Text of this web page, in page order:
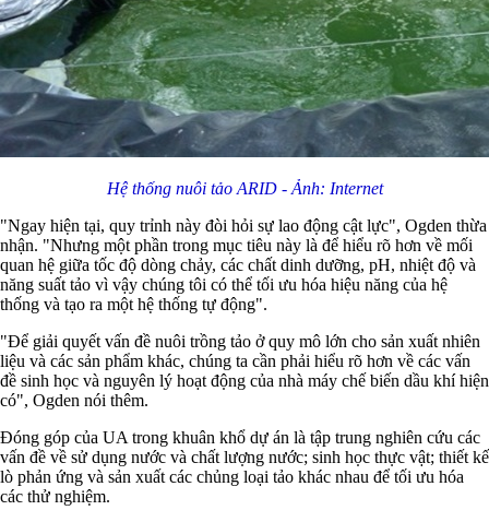
Hệ thống nuôi tảo ARID - Ảnh: Internet
"Ngay hiện tại, quy trỉnh này đòi hỏi sự lao động cật lực", Ogden thừa
nhận. "Nhưng một phần trong mục tiêu này là để hiểu rõ hơn về mối
quan hệ giữa tốc độ dòng chảy, các chất dinh dưỡng, pH, nhiệt độ và
năng suất tảo vì vậy chúng tôi có thể tối ưu hóa hiệu năng của hệ
thống và tạo ra một hệ thống tự động".
"Để giải quyết vấn đề nuôi trồng tảo ở quy mô lớn cho sản xuất nhiên
liệu và các sản phẩm khác, chúng ta cần phải hiểu rõ hơn về các vấn
đề sinh học và nguyên lý hoạt động của nhà máy chế biến dầu khí hiện
có", Ogden nói thêm.
Đóng góp của UA trong khuân khổ dự án là tập trung nghiên cứu các
vấn đề về sử dụng nước và chất lượng nước; sinh học thực vật; thiết kế
lò phản ứng và sản xuất các chủng loại tảo khác nhau để tối ưu hóa
các thử nghiệm.